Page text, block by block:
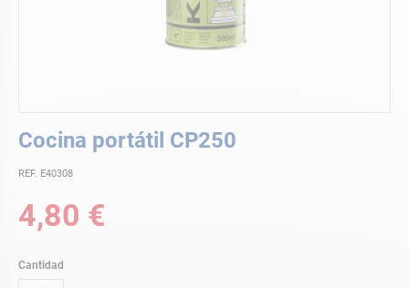
Cocina portátil CP250
REF. E40308
4,80 €
Cantidad
al
de
galería
de